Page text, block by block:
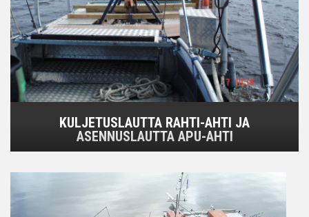
KULJETUSLAUTTA RAHTI-AHTI JA
ASENNUSLAUTTA APU-AHTI